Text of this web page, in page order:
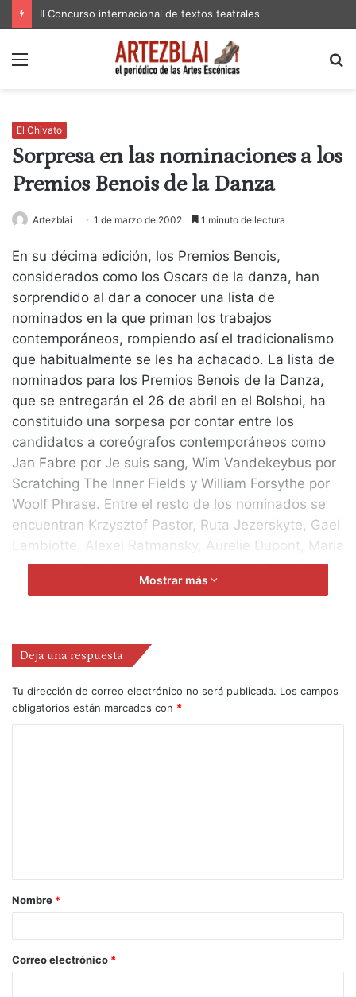
II Concurso internacional de textos teatrales
Menú
El Chivato
Sorpresa en las nominaciones a los
Premios Benois de la Danza
Artezblai 1 de marzo de 2002 1 minuto de lectura
En su décima edición, los Premios Benois,
considerados como los Oscars de la danza, han
sorprendido al dar a conocer una lista de
nominados en la que priman los trabajos
contemporáneos, rompiendo así el tradicionalismo
que habitualmente se les ha achacado. La lista de
nominados para los Premios Benois de la Danza,
que se entregarán el 26 de abril en el Bolshoi, ha
constituido una sorpesa por contar entre los
candidatos a coreógrafos contemporáneos como
Jan Fabre por Je suis sang, Wim Vandekeybus por
Scratching The Inner Fields y William Forsythe por
Woolf Phrase. Entre el resto de los nominados se
encuentran Krzysztof Pastor, Ruta Jezerskyte, Gael
Lambiotte, Alexei Ratmansky, Aurelie Dupont, Maria
Eichwald, Svetlana Zakharova, Jeffrey Gerodias,
Robert Tewsley y – otro inesperado – Wayne
Mostrar más
Deja una respuesta
Tu dirección de correo electrónico no será publicada. Los campos
obligatorios están marcados con *
Nombre *
Correo electrónico *